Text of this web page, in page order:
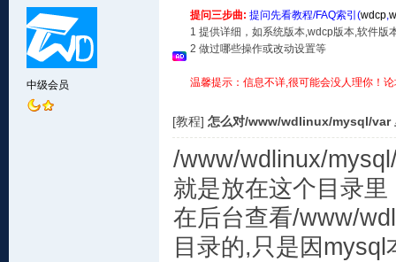
中级会员
提问三步曲: 提问先看教程/FAQ索引(wdcp,
1 提供详细，如系统版本,wdcp版本,软件版
2 做过哪些操作或改动设置等
温馨提示：信息不详,很可能会没人理你！
[教程] 怎么对/www/wdlinux/mysql/var
/www/wdlinux/
就是放在这个目录里
在后台查看/www/
目录的,只是因